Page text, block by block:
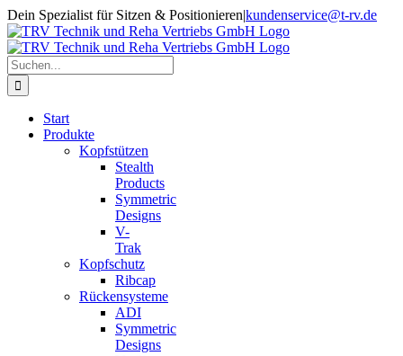
Zum
Inhalt
springen
Dein Spezialist für Sitzen & Positionieren|kundenservice@t-rv.de
Suche
nach:
Start
Produkte
Kopfstützen
Stealth
Products
Symmetric
Designs
V-
Trak
Kopfschutz
Ribcap
Rückensysteme
ADI
Symmetric
Designs